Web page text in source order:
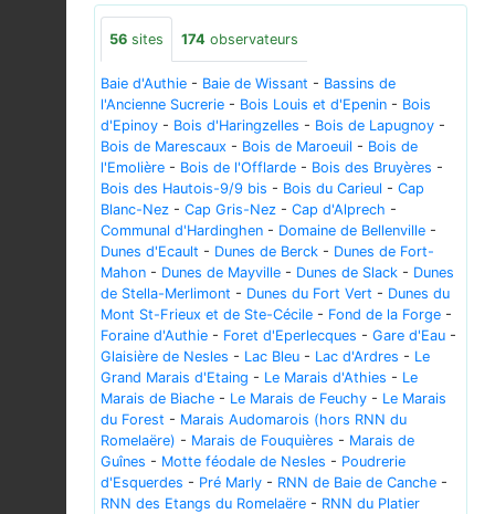
56 sites 174 observateurs
Baie d'Authie - Baie de Wissant - Bassins de
l'Ancienne Sucrerie - Bois Louis et d'Epenin - Bois
d'Epinoy - Bois d'Haringzelles - Bois de Lapugnoy -
Bois de Marescaux - Bois de Maroeuil - Bois de
l'Emolière - Bois de l'Offlarde - Bois des Bruyères -
Bois des Hautois-9/9 bis - Bois du Carieul - Cap
Blanc-Nez - Cap Gris-Nez - Cap d'Alprech -
Communal d'Hardinghen - Domaine de Bellenville -
Dunes d'Ecault - Dunes de Berck - Dunes de Fort-
Mahon - Dunes de Mayville - Dunes de Slack - Dunes
de Stella-Merlimont - Dunes du Fort Vert - Dunes du
Mont St-Frieux et de Ste-Cécile - Fond de la Forge -
Foraine d'Authie - Foret d'Eperlecques - Gare d'Eau -
Glaisière de Nesles - Lac Bleu - Lac d'Ardres - Le
Grand Marais d'Etaing - Le Marais d'Athies - Le
Marais de Biache - Le Marais de Feuchy - Le Marais
du Forest - Marais Audomarois (hors RNN du
Romelaëre) - Marais de Fouquières - Marais de
Guînes - Motte féodale de Nesles - Poudrerie
d'Esquerdes - Pré Marly - RNN de Baie de Canche -
RNN des Etangs du Romelaëre - RNN du Platier